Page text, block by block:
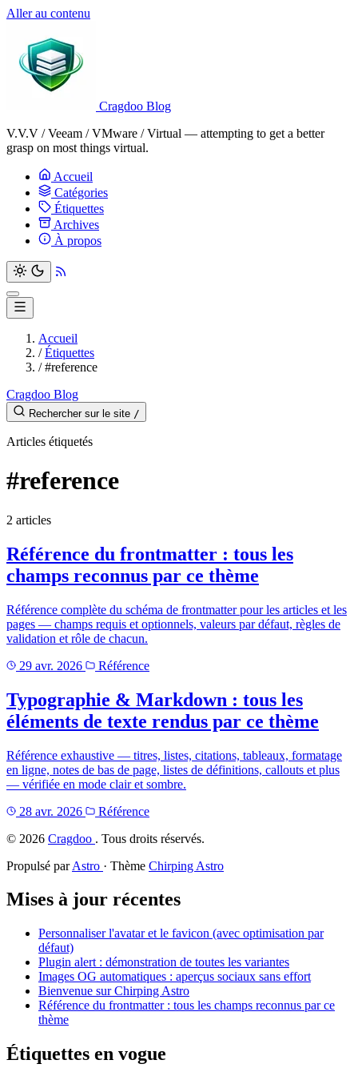
Aller au contenu
Cragdoo Blog
V.V.V / Veeam / VMware / Virtual — attempting to get a better
grasp on most things virtual.
Accueil
Catégories
Étiquettes
Archives
À propos
Accueil
/Étiquettes
/#reference
Cragdoo Blog
Rechercher sur le site /
Articles étiquetés
#reference
2 articles
Référence du frontmatter : tous les
champs reconnus par ce thème
Référence complète du schéma de frontmatter pour les articles et les
pages — champs requis et optionnels, valeurs par défaut, règles de
validation et rôle de chacun.
29 avr. 2026
Référence
Typographie & Markdown : tous les
éléments de texte rendus par ce thème
Référence exhaustive — titres, listes, citations, tableaux, formatage
en ligne, notes de bas de page, listes de définitions, callouts et plus
— vérifiée en mode clair et sombre.
28 avr. 2026
Référence
© 2026 Cragdoo . Tous droits réservés.
Propulsé parAstro · Thème Chirping Astro
Mises à jour récentes
Personnaliser l'avatar et le favicon (avec optimisation par
défaut)
Plugin alert : démonstration de toutes les variantes
Images OG automatiques : aperçus sociaux sans effort
Bienvenue sur Chirping Astro
Référence du frontmatter : tous les champs reconnus par ce
thème
Étiquettes en vogue